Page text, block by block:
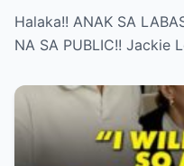
Left SPEECHLESS
SILENCE!!
Halaka!! ANAK SA
NA SA PUBLIC!! Jackie